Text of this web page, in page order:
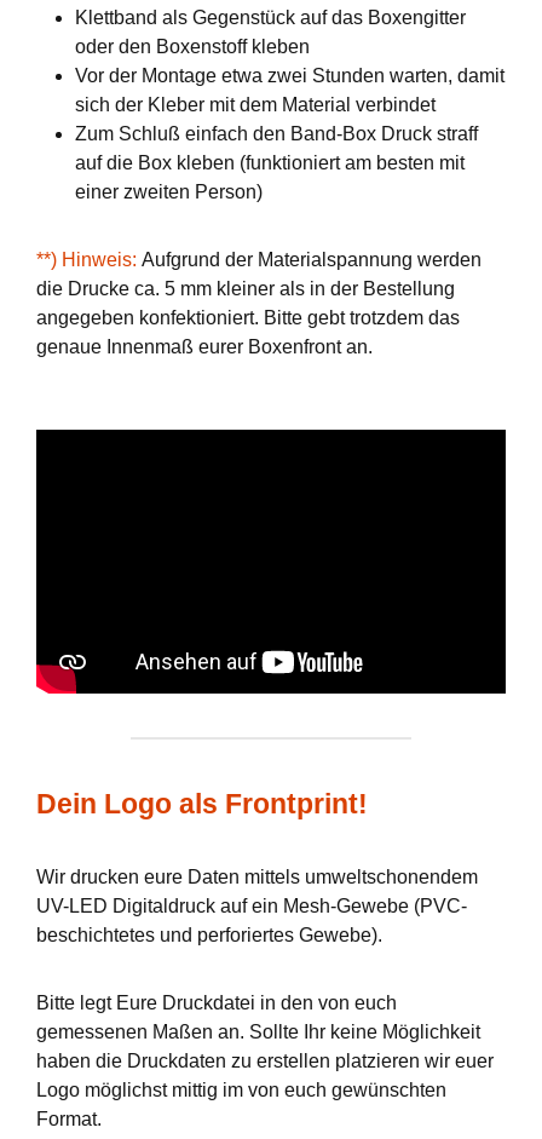
Klettband als Gegenstück auf das Boxengitter
oder den Boxenstoff kleben
Vor der Montage etwa zwei Stunden warten, damit
sich der Kleber mit dem Material verbindet
Zum Schluß einfach den Band-Box Druck straff
auf die Box kleben (funktioniert am besten mit
einer zweiten Person)
**) Hinweis: Aufgrund der Materialspannung werden
die Drucke ca. 5 mm kleiner als in der Bestellung
angegeben konfektioniert. Bitte gebt trotzdem das
genaue Innenmaß eurer Boxenfront an.
Dein Logo als Frontprint!
Wir drucken eure Daten mittels umweltschonendem
UV-LED Digitaldruck auf ein Mesh-Gewebe (PVC-
beschichtetes und perforiertes Gewebe).
Bitte legt Eure Druckdatei in den von euch
gemessenen Maßen an. Sollte Ihr keine Möglichkeit
haben die Druckdaten zu erstellen platzieren wir euer
Logo möglichst mittig im von euch gewünschten
Format.